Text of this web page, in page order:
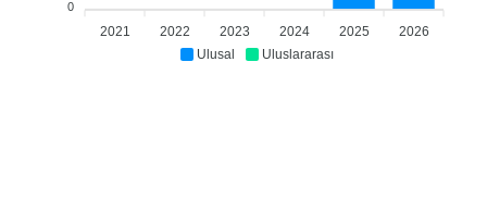
Ulusal Uluslararası
2021 2022 2023 2024 2025 2026
0